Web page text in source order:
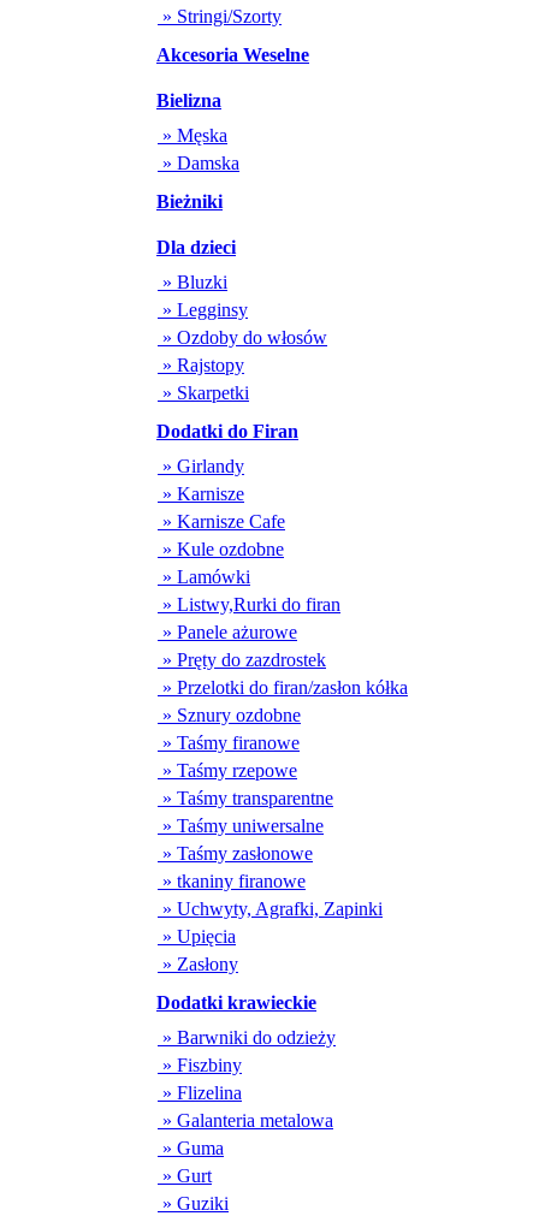
» Stringi/Szorty
Akcesoria Weselne
Bielizna
» Męska
» Damska
Bieżniki
Dla dzieci
» Bluzki
» Legginsy
» Ozdoby do włosów
» Rajstopy
» Skarpetki
Dodatki do Firan
» Girlandy
» Karnisze
» Karnisze Cafe
» Kule ozdobne
» Lamówki
» Listwy,Rurki do firan
» Panele ażurowe
» Pręty do zazdrostek
» Przelotki do firan/zasłon kółka
» Sznury ozdobne
» Taśmy firanowe
» Taśmy rzepowe
» Taśmy transparentne
» Taśmy uniwersalne
» Taśmy zasłonowe
» tkaniny firanowe
» Uchwyty, Agrafki, Zapinki
» Upięcia
» Zasłony
Dodatki krawieckie
» Barwniki do odzieży
» Fiszbiny
» Flizelina
» Galanteria metalowa
» Guma
» Gurt
» Guziki